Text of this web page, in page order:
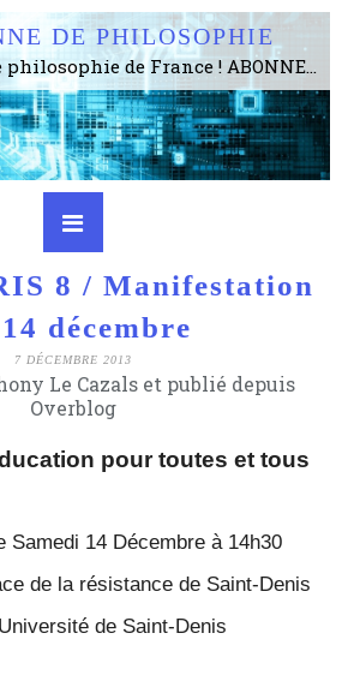
DE PHILOSOPHIE
Le plus gros site de philosophie de France ! ABONNEZ-VOUS ! 4115 Articles, 1634 abonné·e·s, depuis 2006 . . . . . . . . 2 852 214 pages vues jusqu'à présent. Prestance et être apte à un plus grand nombre de choses.
8 / Manifestation
décembre
7 DÉCEMBRE 2013
Le Cazals et publié depuis
Overblog
pour toutes et tous
Samedi 14 Décembre à 14h30
de la résistance de Saint-Denis
de Saint-Denis